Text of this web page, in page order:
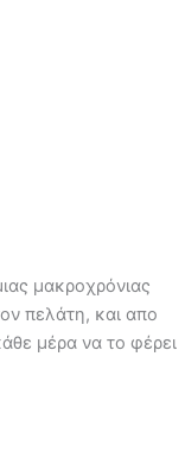
μακροχρόνιας
πελάτη, και απο
μέρα να το φέρει